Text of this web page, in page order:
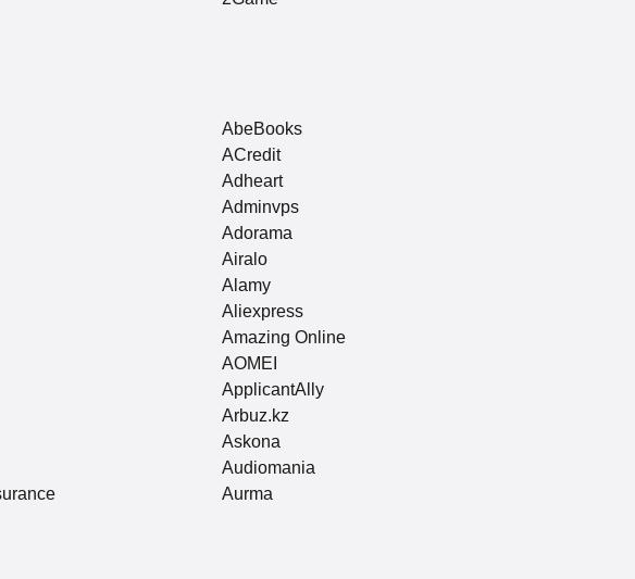
AbeBooks
ACredit
Adheart
Adminvps
Adorama
Airalo
Alamy
Aliexpress
Amazing Online
AOMEI
ApplicantAlly
Arbuz.kz
Askona
Audiomania
Aurma